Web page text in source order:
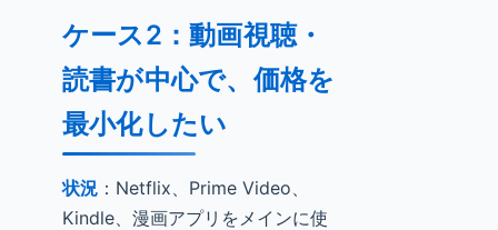
ケース2：動画視聴・
読書が中心で、価格を
最小化したい
状況 ：Netflix、Prime Video、
Kindle、漫画アプリをメインに使